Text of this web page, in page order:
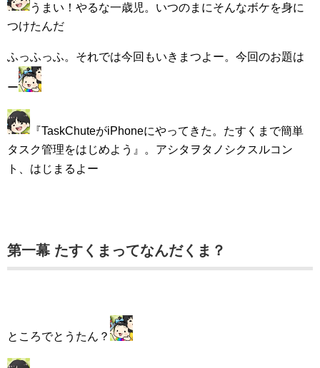
うまい！やるな一歳児。いつのまにそんなボケを身に
つけたんだ
ふっふっふ。それでは今回もいきまつよー。今回のお題は
ー
『TaskChuteがiPhoneにやってきた。たすくまで簡単
タスク管理をはじめよう』。アシタヲタノシクスルコン
ト、はじまるよー
第一幕 たすくまってなんだくま？
ところでとうたん？